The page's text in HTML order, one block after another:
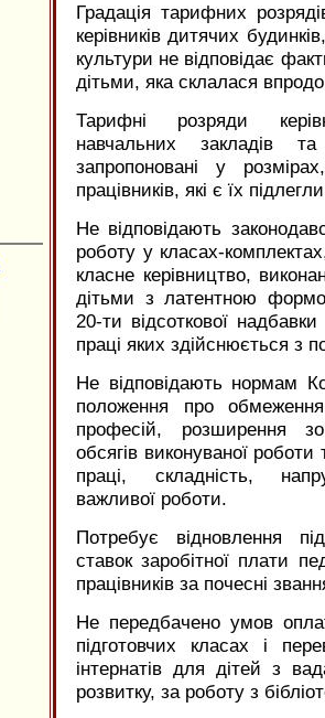
Градація тарифних
керівників дитячих
культури не відповідає
дітьми, яка склалася
Тарифні розряди
навчальних закладів
запропоновані у
працівників, які є їх
Не відповідають
роботу у класах-
класне керівництво,
дітьми з латентною
20-ти відсоткової
праці яких здійснюється з
Не відповідають нормам
положення про
професій, розширення
обсягів виконуваної
праці, складність,
важливої роботи.
Потребує відновлення
ставок заробітної плати
працівників за почесні
Не передбачено умов
підготовчих класах і
інтернатів для дітей з
розвитку, за роботу з